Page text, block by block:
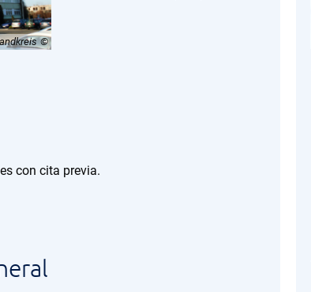
con cita previa.